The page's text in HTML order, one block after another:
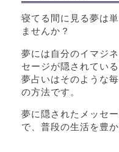
寝てる間に見る夢は
ませんか？
夢には自分のイマジ
セージが隠されてい
夢占いはそのような
の方法です。
夢に隠されたメッセ
で、普段の生活を豊